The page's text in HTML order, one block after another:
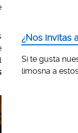
¿Nos invitas
Si te gusta
limosna a